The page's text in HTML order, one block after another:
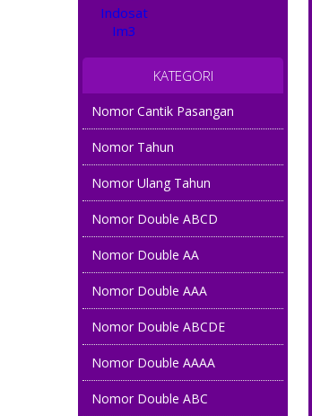
KATEGORI
Nomor Cantik Pasangan
Nomor Tahun
Nomor Ulang Tahun
Nomor Double ABCD
Nomor Double AA
Nomor Double AAA
Nomor Double ABCDE
Nomor Double AAAA
Nomor Double ABC